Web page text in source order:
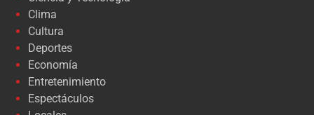
Clima
Cultura
Deportes
Economía
Entretenimiento
Espectáculos